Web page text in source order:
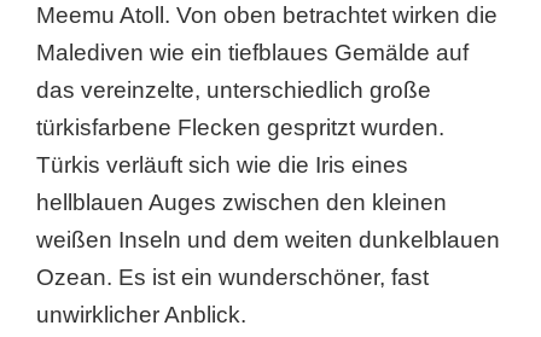
Meemu Atoll. Von oben betrachtet wirken die
Malediven wie ein tiefblaues Gemälde auf
das vereinzelte, unterschiedlich große
türkisfarbene Flecken gespritzt wurden.
Türkis verläuft sich wie die Iris eines
hellblauen Auges zwischen den kleinen
weißen Inseln und dem weiten dunkelblauen
Ozean. Es ist ein wunderschöner, fast
unwirklicher Anblick.